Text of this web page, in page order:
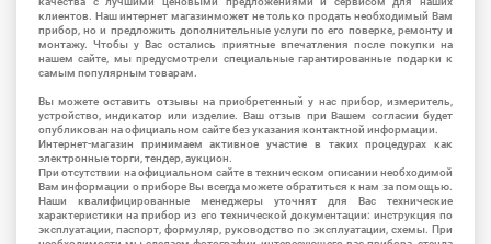
клиентов. Наш интернет магазинможет не только продать необходимый Вам
прибор, но и предложить дополнительные услуги по его поверке, ремонту и
монтажу. Чтобы у Вас остались приятные впечатления после покупки на
нашем сайте, мы предусмотрели специальные гарантированные подарки к
самым популярным товарам.
Вы можете оставить отзывы на приобретенный у нас прибор, измеритель,
устройство, индикатор или изделие. Ваш отзыв при Вашем согласии будет
опубликован на официальном сайте без указания контактной информации.
Интернет-магазин принимаем активное участие в таких процедурах как
электронные торги, тендер, аукцион.
При отсутствии на официальном сайте в техническом описании необходимой
Вам информации о приборе Вы всегда можете обратиться к нам за помощью.
Наши квалифицированные менеджеры уточнят для Вас технические
характеристики на прибор из его технической документации: инструкция по
эксплуатации, паспорт, формуляр, руководство по эксплуатации, схемы. При